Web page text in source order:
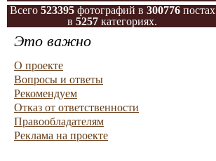
Всего 523395фотографий в 300776постах
в 5257 категориях.
Это важно
О проекте
Вопросы и ответы
Рекомендуем
Отказ от ответственности
Правообладателям
Реклама на проекте